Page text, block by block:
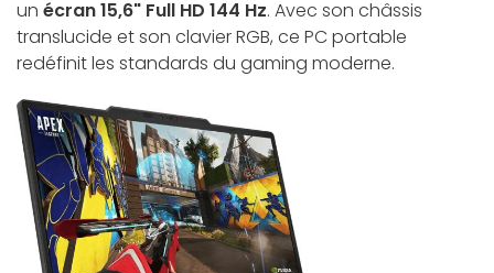
un écran 15,6" Full HD 144 Hz. Avec son châssis
translucide et son clavier RGB, ce PC portable
redéfinit les standards du gaming moderne.